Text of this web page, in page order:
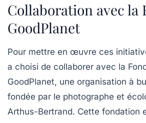
Collaboration avec la
GoodPlanet
Pour mettre en œuvre ces
a choisi de collaborer avec la
GoodPlanet, une organisation à
fondée par le photographe et
Arthus-Bertrand. Cette fondation